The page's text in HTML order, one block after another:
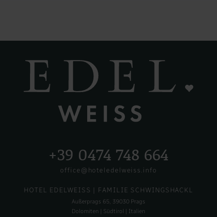
+39 0474 748 664
office@hoteledelweiss.info
HOTEL EDELWEISS | FAMILIE SCHWINGSHACKL
Außerprags 65, 39030 Prags
Dolomiten | Südtirol | Italien